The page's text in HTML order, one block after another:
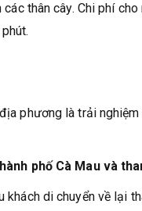
thân cây. Chi phí
phương là trải nghiệm
phố Cà Mau và
khách di chuyển về lại